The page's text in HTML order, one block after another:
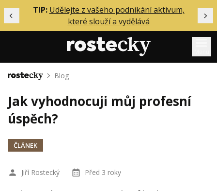
Předchozí
TIP: Udělejte z vašeho podnikání aktivum,
které slouží a vydělává
Mentoring
Podcasty
Solo
Inzerce
O mně
Domů Blog
Jak vyhodnocuji můj profesní
úspěch?
ČLÁNEK
Jiří Rostecký Před 3 roky